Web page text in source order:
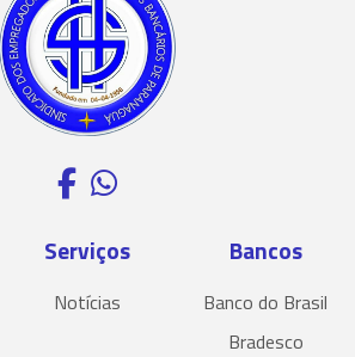
Serviços
Notícias
Bancos
Banco do Brasil
Bradesco